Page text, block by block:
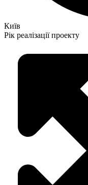
Київ
Рік реалізації проекту